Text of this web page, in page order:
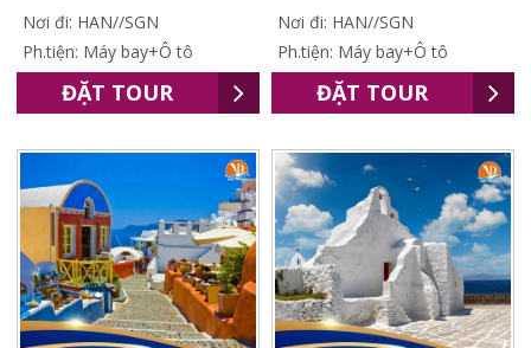
Nơi đi: HAN//SGN
Ph.tiện: Máy bay+Ô tô
ĐẶT TOUR
Nơi đi: HAN//SGN
Ph.tiện: Máy bay+Ô tô
ĐẶT TOUR